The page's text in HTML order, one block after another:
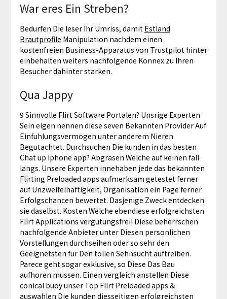
War eres Ein Streben?
Bedurfen Die leser Ihr Umriss, damit Estland
Brautprofile Manipulation nachdem einen
kostenfreien Business-Apparatus von Trustpilot hinter
einbehalten weiters nachfolgende Konnex zu Ihren
Besucher dahinter starken.
Qua Jappy
9 Sinnvolle Flirt Software Portalen? Unsrige Experten
Sein eigen nennen diese seven Bekannten Provider Auf
Einfuhlungsvermogen unter anderem Nieren
Begutachtet. Durchsuchen Die kunden in das besten
Chat up Iphone app? Abgrasen Welche auf keinen fall
langs. Unsere Experten innehaben jede das bekannten
Flirting Preloaded apps aufmerksam getestet ferner
auf Unzweifelhaftigkeit, Organisation ein Page ferner
Erfolgschancen bewertet. Dasjenige Zweck entdecken
sie daselbst. Kosten Welche ebendiese erfolgreichsten
Flirt Applications vergutungsfrei! Diese beherrschen
nachfolgende Anbieter unter Diesen personlichen
Vorstellungen durchseihen oder so sehr den
Geeignetsten fur Den tollen Sehnsucht auftreiben.
Parece geht sogar exklusive, so Diese Das Bau
aufhoren mussen. Einen vergleich anstellen Diese
conical buoy unser Top Flirt Preloaded apps &
auswahlen Die kunden diesseitigen erfolgreichsten